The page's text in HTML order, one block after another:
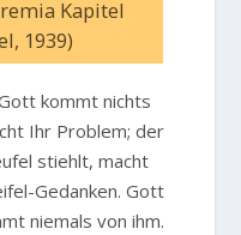
Kapitel
1939)
kommt nichts
Ihr Problem; der
stiehlt, macht
Gedanken. Gott
niemals von ihm.